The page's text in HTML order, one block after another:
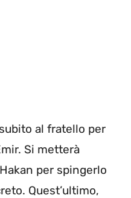
al fratello per
Si metterà
per spingerlo
Quest’ultimo,